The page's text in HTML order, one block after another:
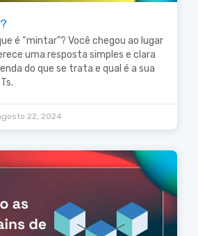
é “mintar”? Você chegou ao lugar
uma resposta simples e clara
do que se trata e qual é a sua
22, 2024